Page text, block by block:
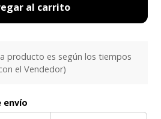
al carrito
producto es según los tiempos
el Vendedor)
envío